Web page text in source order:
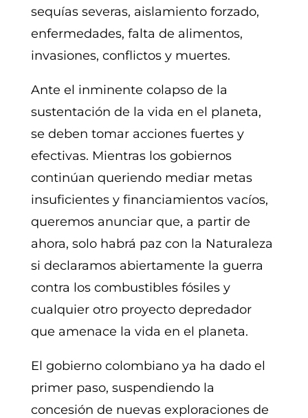
sequías severas, aislamiento forzado,
enfermedades, falta de alimentos,
invasiones, conflictos y muertes.
Ante el inminente colapso de la
sustentación de la vida en el planeta,
se deben tomar acciones fuertes y
efectivas. Mientras los gobiernos
continúan queriendo mediar metas
insuficientes y financiamientos vacíos,
queremos anunciar que, a partir de
ahora, solo habrá paz con la Naturaleza
si declaramos abiertamente la guerra
contra los combustibles fósiles y
cualquier otro proyecto depredador
que amenace la vida en el planeta.
El gobierno colombiano ya ha dado el
primer paso, suspendiendo la
concesión de nuevas exploraciones de